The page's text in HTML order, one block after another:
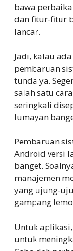
bawa
dan fitur-fitur
lancar.
Jadi, kalau
pembaruan
tunda ya.
salah satu
seringkali
lumayan
Pembaruan
Android versi
banget.
manajemen
yang ujung-
gampang
Untuk
untuk